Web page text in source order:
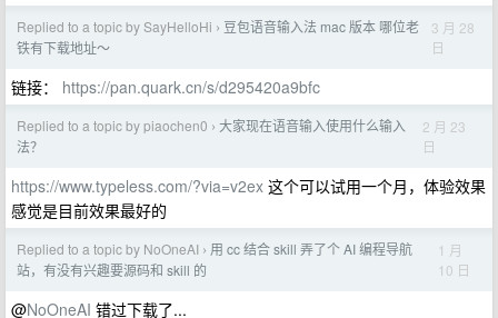
Replied to a topic by SayHelloHi › 豆包语音输入法 mac 版本 哪位老
铁有下载地址～
3 月 28
日
链接： https://pan.quark.cn/s/d295420a9bfc
Replied to a topic by piaochen0 › 大家现在语音输入使用什么输入
法？
2 月 23
日
https://www.typeless.com/?via=v2ex 这个可以试用一个月，体验效果
感觉是目前效果最好的
Replied to a topic by NoOneAI › 用 cc 结合 skill 弄了个 AI 编程导航
站，有没有兴趣要源码和 skill 的
1 月
10 日
@NoOneAI 错过下载了...